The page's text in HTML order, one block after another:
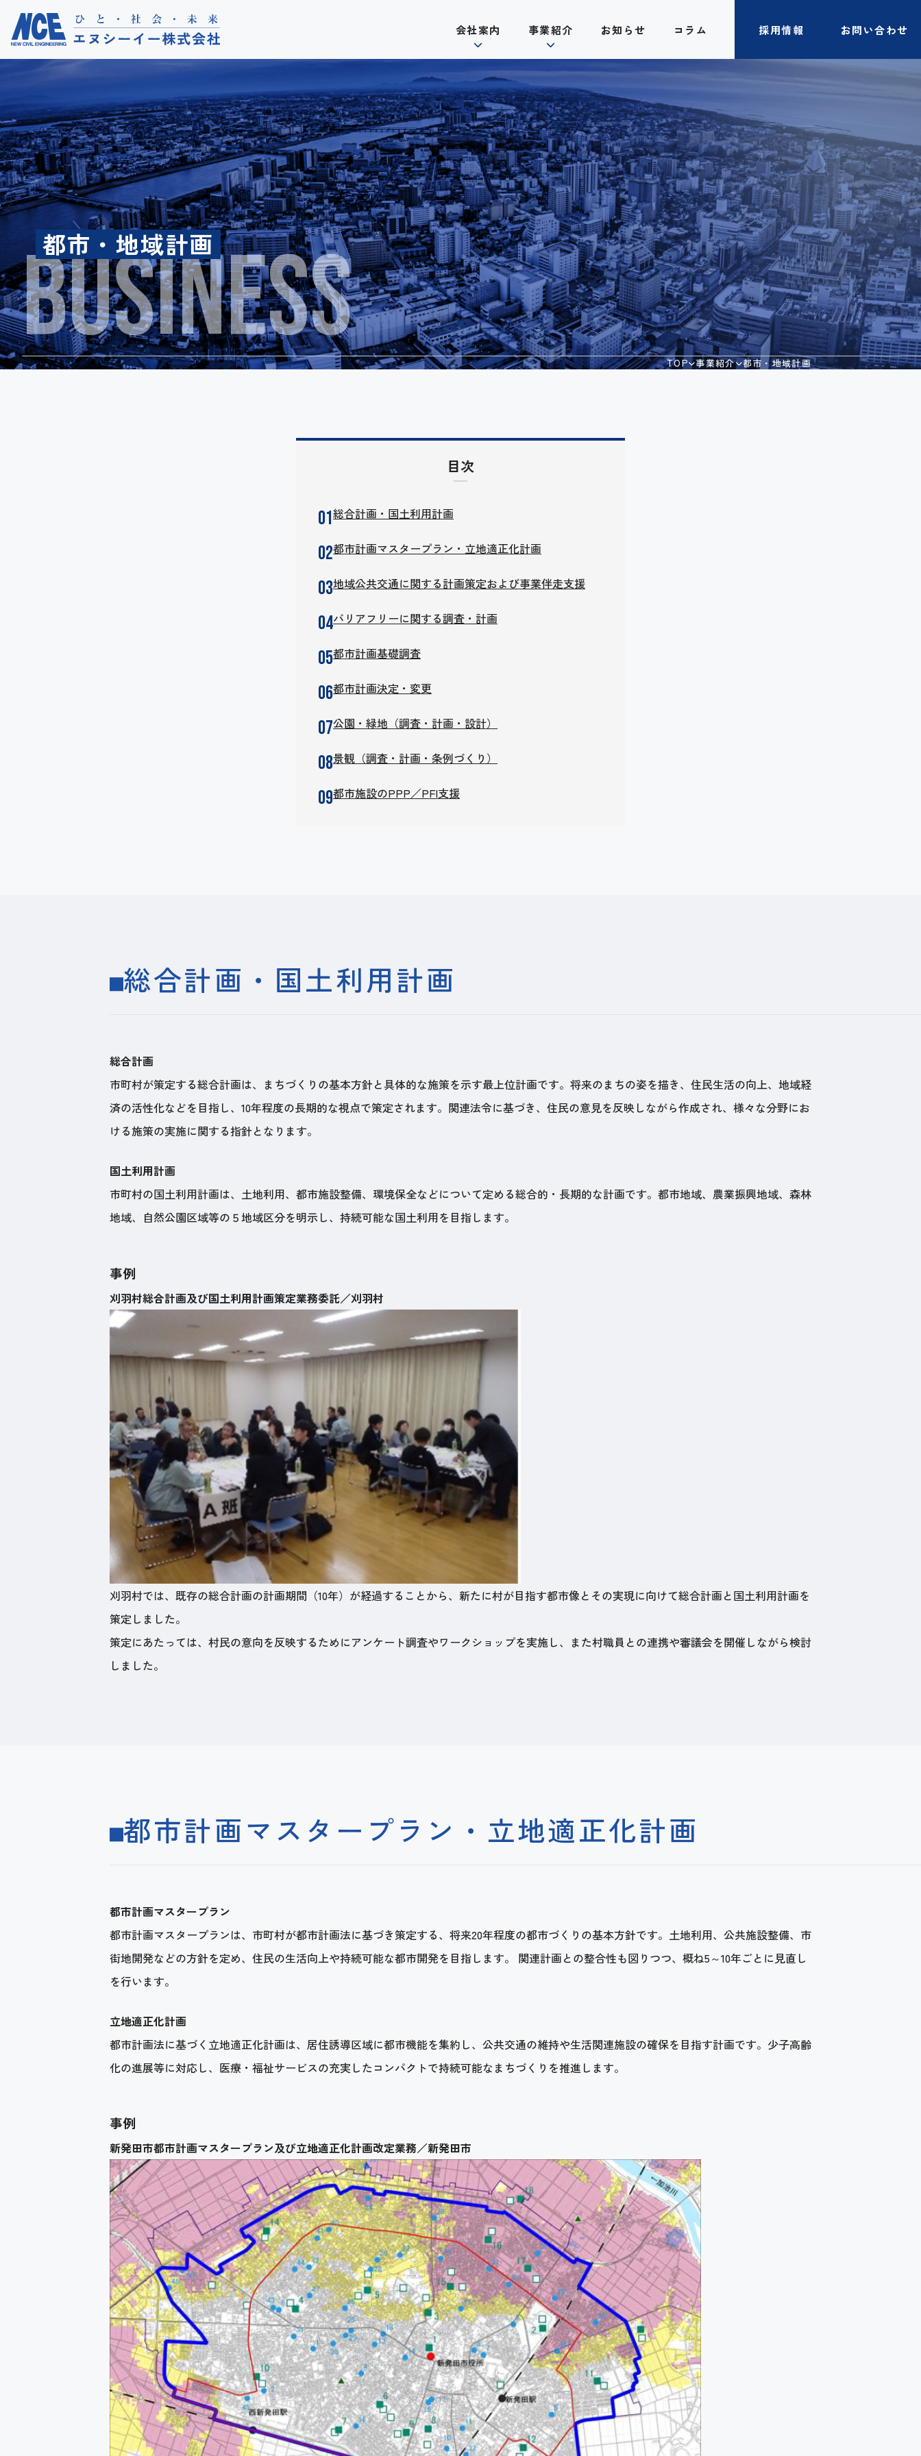
会社案内 事業紹介 お知らせ コラム 採用情報 お問い合わせ
BUSINESS
都市・地域計画
TOP 事業紹介 都市・地域計画
目次
総合計画・国土利用計画
都市計画マスタープラン・立地適正化計画
地域公共交通に関する計画策定および事業伴走支援
バリアフリーに関する調査・計画
都市計画基礎調査
都市計画決定・変更
公園・緑地（調査・計画・設計）
景観（調査・計画・条例づくり）
都市施設のPPP／PFI支援
総合計画・国土利用計画
総合計画
市町村が策定する総合計画は、まちづくりの基本方針と具体的な施策を示す最上位計画です。将来のまちの姿を描き、住民生活の向上、地域経
済の活性化などを目指し、10年程度の長期的な視点で策定されます。関連法令に基づき、住民の意見を反映しながら作成され、様々な分野にお
ける施策の実施に関する指針となります。
国土利用計画
市町村の国土利用計画は、土地利用、都市施設整備、環境保全などについて定める総合的・長期的な計画です。都市地域、農業振興地域、森林
地域、自然公園区域等の５地域区分を明示し、持続可能な国土利用を目指します。
事例
刈羽村総合計画及び国土利用計画策定業務委託／刈羽村
刈羽村では、既存の総合計画の計画期間（10年）が経過することから、新たに村が目指す都市像とその実現に向けて総合計画と国土利用計画を
策定しました。
策定にあたっては、村民の意向を反映するためにアンケート調査やワークショップを実施し、また村職員との連携や審議会を開催しながら検討
しました。
都市計画マスタープラン・立地適正化計画
都市計画マスタープラン
都市計画マスタープランは、市町村が都市計画法に基づき策定する、将来20年程度の都市づくりの基本方針です。土地利用、公共施設整備、市
街地開発などの方針を定め、住民の生活向上や持続可能な都市開発を目指します。 関連計画との整合性も図りつつ、概ね5～10年ごとに見直し
を行います。
立地適正化計画
都市計画法に基づく立地適正化計画は、居住誘導区域に都市機能を集約し、公共交通の維持や生活関連施設の確保を目指す計画です。少子高齢
化の進展等に対応し、医療・福祉サービスの充実したコンパクトで持続可能なまちづくりを推進します。
事例
新発田市都市計画マスタープラン及び立地適正化計画改定業務／新発田市